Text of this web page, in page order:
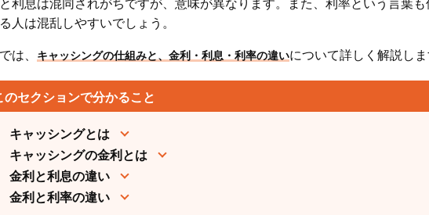
キャッシングの金利は法律で上限が決まっている
利用限度額によって金利が変わる
信用情報によって金利が変わる
利息は混同されがちですが、意味が異なります。また、利率という言葉
人は混乱しやすいでしょう。
は、 キャッシングの仕組みと、金利・利息・利率の違いについて詳しく解説しま
のセクションで分かること
キャッシングとは
キャッシングの金利とは
金利と利息の違い
金利と利率の違い